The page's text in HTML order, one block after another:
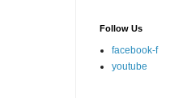
Follow Us
facebook-f
youtube